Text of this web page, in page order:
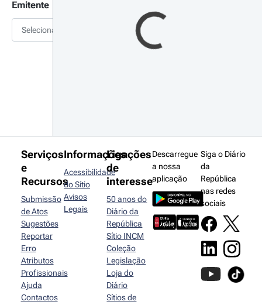
Emitente
Selecionar
Serviços
e
Recursos
Submissão
de Atos
Sugestões
Reportar
Erro
Atributos
Profissionais
Ajuda
Contactos
Informações
Acessibilidade
do Sítio
Avisos
Legais
Ligações
de
interesse
50 anos do
Diário da
República
Sítio INCM
Coleção
Legislação
Loja do
Diário
Sítios de
Descarregue
a nossa
aplicação
Siga o Diário
da
República
nas redes
sociais